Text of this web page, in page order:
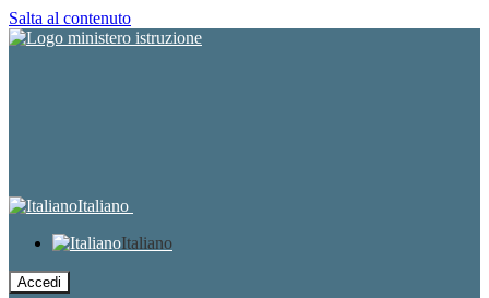
Salta al contenuto
Italiano
Italiano
Accedi